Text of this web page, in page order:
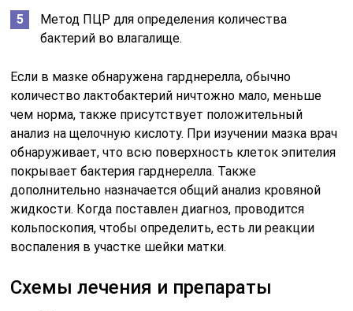
Метод ПЦР для определения количества
бактерий во влагалище.
Если в мазке обнаружена гарднерелла, обычно
количество лактобактерий ничтожно мало, меньше
чем норма, также присутствует положительный
анализ на щелочную кислоту. При изучении мазка врач
обнаруживает, что всю поверхность клеток эпителия
покрывает бактерия гарднерелла. Также
дополнительно назначается общий анализ кровяной
жидкости. Когда поставлендиагноз, проводится
кольпоскопия, чтобы определить, есть лиреакции
воспаления в участке шейки матки.
Схемы лечения и препараты